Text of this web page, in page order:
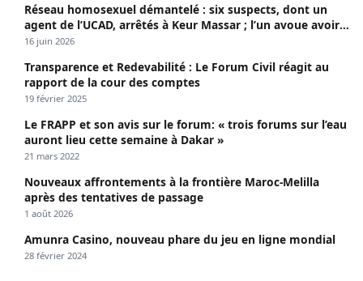
Réseau homosexuel démantelé : six suspects, dont un
agent de l’UCAD, arrêtés à Keur Massar ; l’un avoue avoir
propagé le VIH depuis 2018
16 juin 2026
Transparence et Redevabilité : Le Forum Civil réagit au
rapport de la cour des comptes
19 février 2025
Le FRAPP et son avis sur le forum: « trois forums sur l’eau
auront lieu cette semaine à Dakar »
21 mars 2022
Nouveaux affrontements à la frontière Maroc-Melilla
après des tentatives de passage
1 août 2026
Amunra Casino, nouveau phare du jeu en ligne mondial
28 février 2024